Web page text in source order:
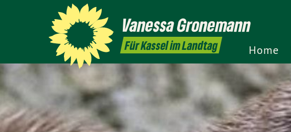
VanessaGronemann
Für Kassel im Landtag Home